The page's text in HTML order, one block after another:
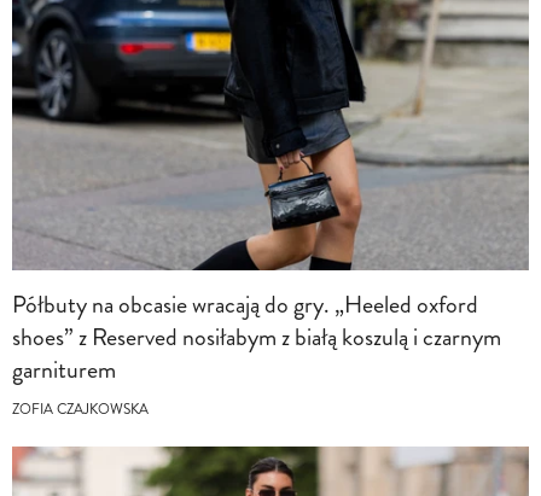
Półbuty na obcasie wracają do gry. „Heeled oxford
shoes” z Reserved nosiłabym z białą koszulą i czarnym
garniturem
ZOFIA CZAJKOWSKA